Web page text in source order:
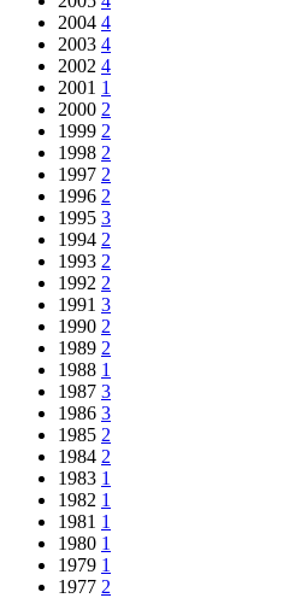
2004 4
2003 4
2002 4
2001 1
2000 2
1999 2
1998 2
1997 2
1996 2
1995 3
1994 2
1993 2
1992 2
1991 3
1990 2
1989 2
1988 1
1987 3
1986 3
1985 2
1984 2
1983 1
1982 1
1981 1
1980 1
1979 1
1977 2